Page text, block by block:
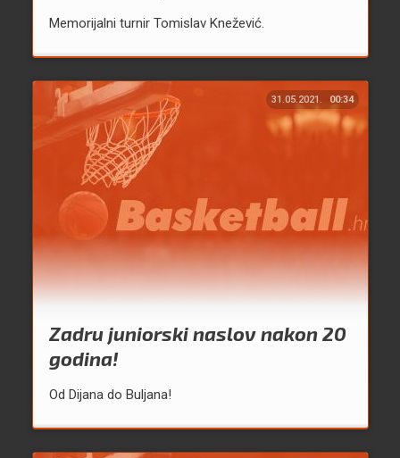
Memorijalni turnir Tomislav Knežević.
31.05.2021. 00:34
Zadru juniorski naslov nakon 20
godina!
Od Dijana do Buljana!